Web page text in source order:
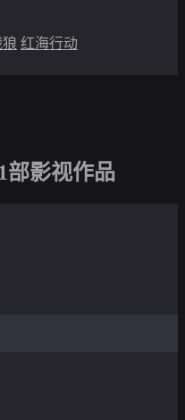
狼 红海行动
1部影视作品